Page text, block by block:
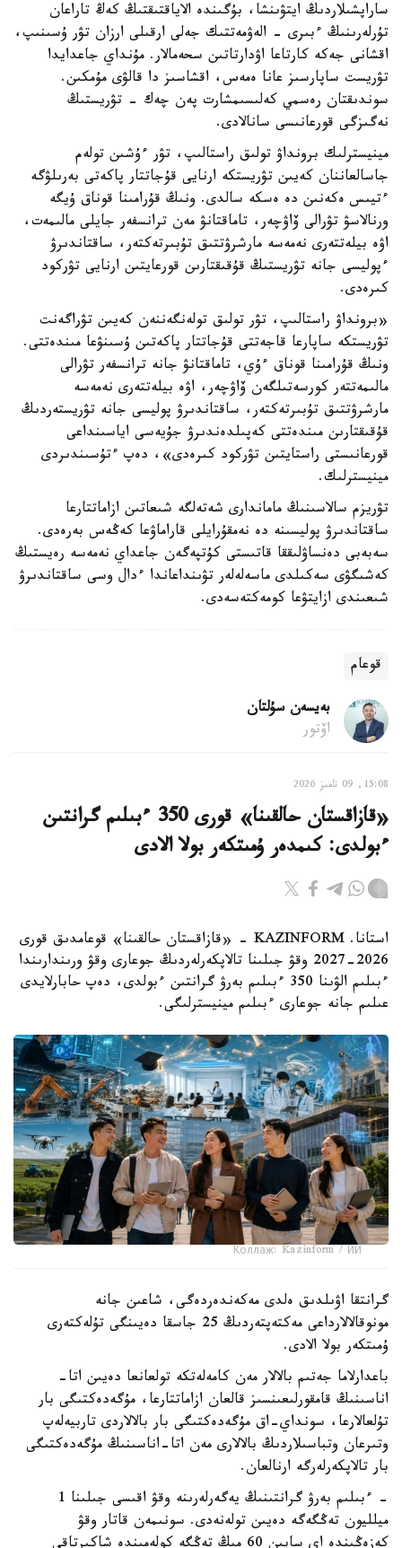
ساراپشىلاردىڭ ايتۋىنشا، بۇگىندە الاياقتىقتىڭ كەڭ تاراعان
تۇرلەرىنىڭ ءبىرى - الەۋمەتتىك جەلى ارقىلى ارزان تۋر ۇسىنىپ،
اقشانى جەكە كارتاعا اۋدارتاتىن سحەمالار. مۇنداي جاعدايدا
تۋريست ساپارسىز عانا ەمەس، اقشاسىز دا قالۋى مۇمكىن.
سوندىقتان رەسمي كەلىسىمشارت پەن چەك - تۋريستىڭ
نەگىزگى قورعانىسى سانالادى.
مينيسترلىك برونداۋ تولىق راستالىپ، تۋر ءۇشىن تولەم
جاسالعاننان كەيىن تۋريستكە ارنايى قۇجاتتار پاكەتى بەرىلۋگە
ءتيىس ەكەنىن دە ەسكە سالدى. ونىڭ قۇرامىنا قوناق ۇيگە
ورنالاسۋ تۋرالى ۆاۋچەر، تاماقتانۋ مەن ترانسفەر جايلى مالىمەت،
اۋە بيلەتتەرى نەمەسە مارشرۋتتىق تۇبىرتەكتەر، ساقتاندىرۋ
ءپوليسى جانە تۋريستىڭ قۇقىقتارىن قورعايتىن ارنايى تۋركود
كىرەدى.
«برونداۋ راستالىپ، تۋر تولىق تولەنگەننەن كەيىن تۋراگەنت
تۋريستكە ساپارعا قاجەتتى قۇجاتتار پاكەتىن ۇسىنۋعا مىندەتتى.
ونىڭ قۇرامىنا قوناق ءۇي، تاماقتانۋ جانە ترانسفەر تۋرالى
مالىمەتتەر كورسەتىلگەن ۆاۋچەر، اۋە بيلەتتەرى نەمەسە
مارشرۋتتىق تۇبىرتەكتەر، ساقتاندىرۋ پوليسى جانە تۋريستەردىڭ
قۇقىقتارىن مىندەتتى كەپىلدەندىرۋ جۇيەسى اياسىنداعى
قورعانىستى راستايتىن تۋركود كىرەدى»، دەپ ءتۇسىندىردى
مينيسترلىك.
تۋريزم سالاسىنىڭ ماماندارى شەتەلگە شىعاتىن ازاماتتارعا
ساقتاندىرۋ پوليسىنە دە نەمقۇرايلى قاراماۋعا كەڭەس بەرەدى.
سەبەبى دەنساۋلىققا قاتىستى كۇتپەگەن جاعداي نەمەسە رەيستىڭ
كەشىگۋى سەكىلدى ماسەلەلەر تۋىنداعاندا ءدال وسى ساقتاندىرۋ
شىعىندى ازايتۋعا كومەكتەسەدى.
قوعام
بەيسەن سۇلتان
اۆتور
15:08, 09 تامىز 2026
«قازاقستان حالقىنا» قورى 350 ءبىلىم گرانتىن
ءبولدى: كىمدەر ۇمىتكەر بولا الادى
استانا. KAZINFORM - «قازاقستان حالقىنا» قوعامدىق قورى
2026-2027 وقۋ جىلىنا تالاپكەرلەردىڭ جوعارى وقۋ ورىندارىندا
ءبىلىم الۋىنا 350 ءبىلىم بەرۋ گرانتىن ءبولدى، دەپ حابارلايدى
عىلىم جانە جوعارى ءبىلىم مينيسترلىگى.
Коллаж: Kazinform / ИИ
گرانتقا اۋىلدىق ەلدى مەكەندەردەگى، شاعىن جانە
مونوقالالارداعى مەكتەپتەردىڭ 25 جاسقا دەيىنگى تۇلەكتەرى
ۇمىتكەر بولا الادى.
باعدارلاما جەتىم بالالار مەن كامەلەتكە تولعانعا دەيىن اتا-
اناسىنىڭ قامقورلىعىنسىز قالعان ازاماتتارعا، مۇگەدەكتىگى بار
تۇلعالارعا، سونداي-اق مۇگەدەكتىگى بار بالالاردى تاربيەلەپ
وتىرعان وتباسىلاردىڭ بالالارى مەن اتا-اناسىنىڭ مۇگەدەكتىگى
بار تالاپكەرلەرگە ارنالعان.
- ءبىلىم بەرۋ گرانتىنىڭ يەگەرلەرىنە وقۋ اقىسى جىلىنا 1
ميلليون تەڭگەگە دەيىن تولەنەدى. سونىمەن قاتار وقۋ